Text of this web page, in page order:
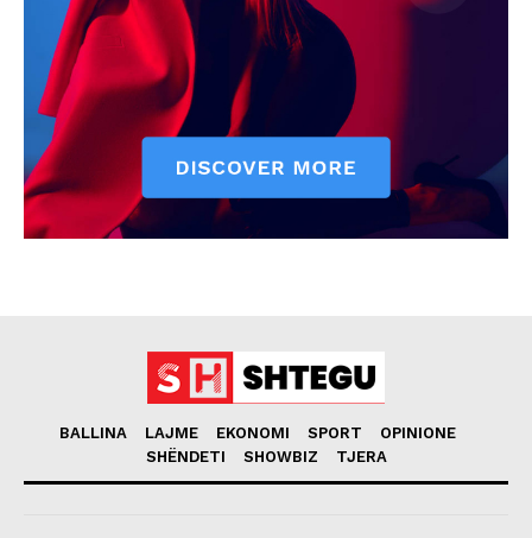
BALLINA LAJME EKONOMI SPORT
OPINIONE
SHËNDETI
SHOWBIZ TJERA